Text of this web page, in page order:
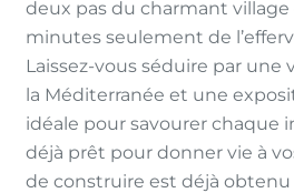
deux pas du charmant village
minutes seulement de
Laissez-vous séduire par une
la Méditerranée et une
idéale pour savourer chaque
déjà prêt pour donner vie à
de construire est déjà